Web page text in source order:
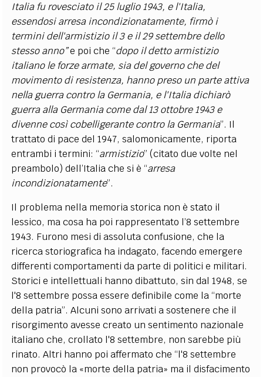
Italia fu rovesciato il 25 luglio 1943, e l'Italia,
essendosi arresa incondizionatamente, firmò i
termini dell'armistizio il 3 e il 29 settembre dello
stesso anno”e poi che “dopo il detto armistizio
italiano le forze armate, sia del governo che del
movimento di resistenza, hanno preso un parte attiva
nella guerra contro la Germania, e l'Italia dichiarò
guerra alla Germania come dal 13 ottobre 1943 e
divenne così cobelligerante contro la Germania”. Il
trattato di pace del 1947, salomonicamente, riporta
entrambi i termini: “armistizio” (citato due volte nel
preambolo) dell’Italia che si è “arresa
incondizionatamente”.
Il problema nella memoria storica non è stato il
lessico, ma cosa ha poi rappresentato l’8 settembre
1943. Furono mesi di assoluta confusione, che la
ricerca storiografica ha indagato, facendo emergere
differenti comportamenti da parte di politici e militari.
Storici e intellettuali hanno dibattuto, sin dal 1948, se
l'8 settembre possa essere definibile come la “morte
della patria”. Alcuni sono arrivati a sostenere che il
risorgimento avesse creato un sentimento nazionale
italiano che, crollato l'8 settembre, non sarebbe più
rinato. Altri hanno poi affermato che “l'8 settembre
non provocò la «morte della patria» ma il disfacimento